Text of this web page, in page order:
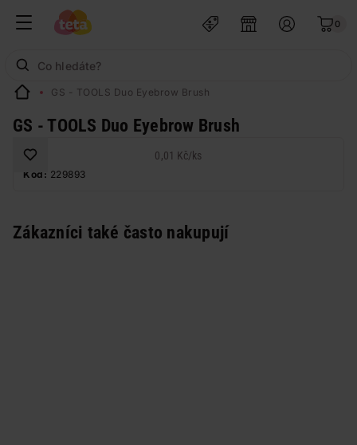
0
GS - TOOLS Duo Eyebrow Brush
GS - TOOLS Duo Eyebrow Brush
0,01 Kč/ks
Kód: 229893
Zákazníci také často nakupují